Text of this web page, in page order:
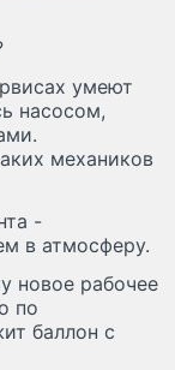
умеют
насосом,
механиков
-
в атмосферу.
новое рабочее
по
баллон с